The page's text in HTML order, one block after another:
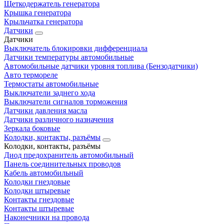
Щеткодержатель генератора
Крышка генератора
Крыльчатка генератора
Датчики
Датчики
Выключатель блокировки дифференциала
Датчики температуры автомобильные
Автомобильные датчики уровня топлива (Бензодатчики)
Авто термореле
Термостаты автомобильные
Выключатели заднего хода
Выключатели сигналов торможения
Датчики давления масла
Датчики различного назначения
Зеркала боковые
Колодки, контакты, разъёмы
Колодки, контакты, разъёмы
Диод предохранитель автомобильный
Панель соединительных проводов
Кабель автомобильный
Колодки гнездовые
Колодки штыревые
Контакты гнездовые
Контакты штыревые
Наконечники на провода